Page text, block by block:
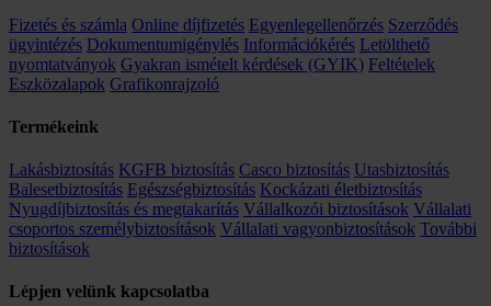
Fizetés és számla Online díjfizetés Egyenlegellenőrzés Szerződés
ügyintézés Dokumentumigénylés Információkérés Letölthető
nyomtatványok Gyakran ismételt kérdések (GYIK) Feltételek
Eszközalapok Grafikonrajzoló
Termékeink
Lakásbiztosítás KGFB biztosítás Casco biztosítás Utasbiztosítás
Balesetbiztosítás Egészségbiztosítás Kockázati életbiztosítás
Nyugdíjbiztosítás és megtakarítás Vállalkozói biztosítások Vállalati
csoportos személybiztosítások Vállalati vagyonbiztosítások További
biztosítások
Lépjen velünk kapcsolatba